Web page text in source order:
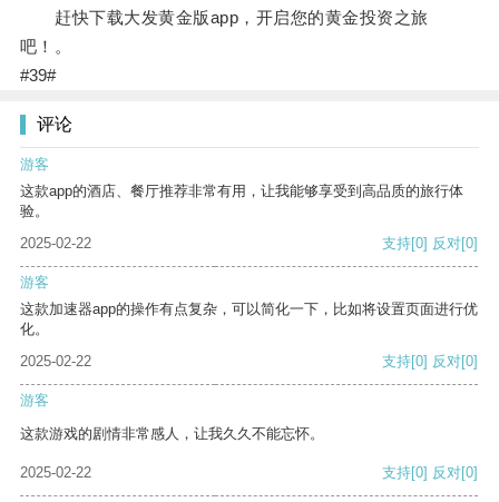
赶快下载大发黄金版app，开启您的黄金投资之旅
吧！。
#39#
评论
游客
这款app的酒店、餐厅推荐非常有用，让我能够享受到高品质的旅行体
验。
2025-02-22
支持[0] 反对[0]
游客
这款加速器app的操作有点复杂，可以简化一下，比如将设置页面进行优
化。
2025-02-22
支持[0] 反对[0]
游客
这款游戏的剧情非常感人，让我久久不能忘怀。
2025-02-22 支持[0] 反对[0]